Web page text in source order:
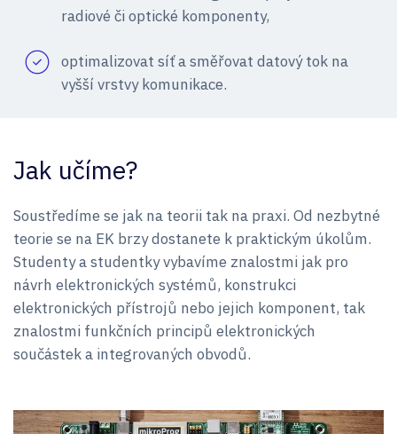
radiové či optické komponenty,
optimalizovat síť a směřovat datový tok na
vyšší vrstvy komunikace.
Jak učíme?
Soustředíme se jak na teorii tak na praxi. Od nezbytné
teorie se na EK brzy dostanete k praktickým úkolům.
Studenty a studentky vybavíme znalostmi jak pro
návrh elektronických systémů, konstrukci
elektronických přístrojů nebo jejich komponent, tak
znalostmi funkčních principů elektronických
součástek a integrovaných obvodů.